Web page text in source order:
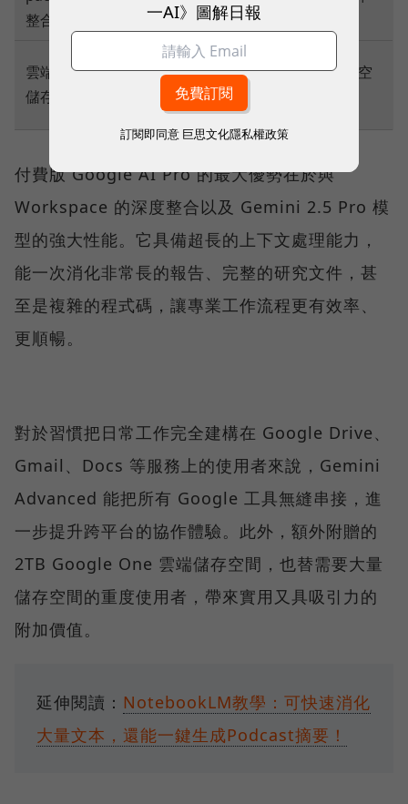
整合
程式中使用
功能
雲端
儲存
2TB Google One 雲端儲存空
間
付費版 Google AI Pro 的最大優勢在於與
Workspace 的深度整合以及 Gemini 2.5 Pro 模
型的強大性能。它具備超長的上下文處理能力，
能一次消化非常長的報告、完整的研究文件，甚
至是複雜的程式碼，讓專業工作流程更有效率、
更順暢。
對於習慣把日常工作完全建構在 Google Drive、
Gmail、Docs 等服務上的使用者來說，Gemini
Advanced 能把所有 Google 工具無縫串接，進
一步提升跨平台的協作體驗。此外，額外附贈的
2TB Google One 雲端儲存空間，也替需要大量
儲存空間的重度使用者，帶來實用又具吸引力的
附加價值。
延伸閱讀： NotebookLM教學：可快速消化
大量文本，還能一鍵生成Podcast摘要！
一AI》圖解日報
訂閱即同意 巨思文化隱私權政策